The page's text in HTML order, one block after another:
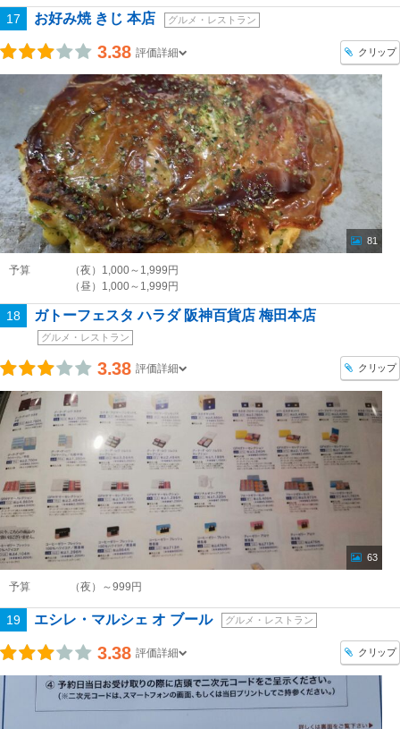
17 お好み焼 きじ 本店 グルメ・レストラン
3.38 評価詳細 クリップ
81
予算
（夜）1,000～1,999円
（昼）1,000～1,999円
18 ガトーフェスタ ハラダ 阪神百貨店 梅田本店
グルメ・レストラン
3.38 評価詳細 クリップ
63
予算 （夜）～999円
19 エシレ・マルシェ オ ブール グルメ・レストラン
3.38 評価詳細 クリップ